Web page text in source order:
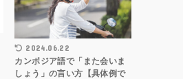
2024.06.22
カンボジア語で「また会いま
しょう」の言い方【具体例で